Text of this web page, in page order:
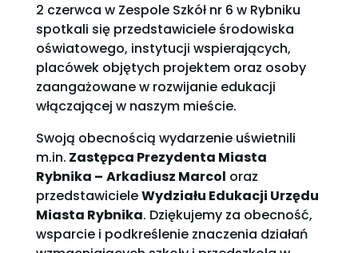
2 czerwca w Zespole Szkół nr 6 w Rybniku
spotkali się przedstawiciele środowiska
oświatowego, instytucji wspierających,
placówek objętych projektem oraz osoby
zaangażowane w rozwijanie edukacji
włączającej w naszym mieście.
Swoją obecnością wydarzenie uświetnili
m.in. Zastępca Prezydenta Miasta
Rybnika – Arkadiusz Marcol oraz
przedstawicieleWydziału Edukacji Urzędu
Miasta Rybnika. Dziękujemy za obecność,
wsparcie i podkreślenie znaczenia działań